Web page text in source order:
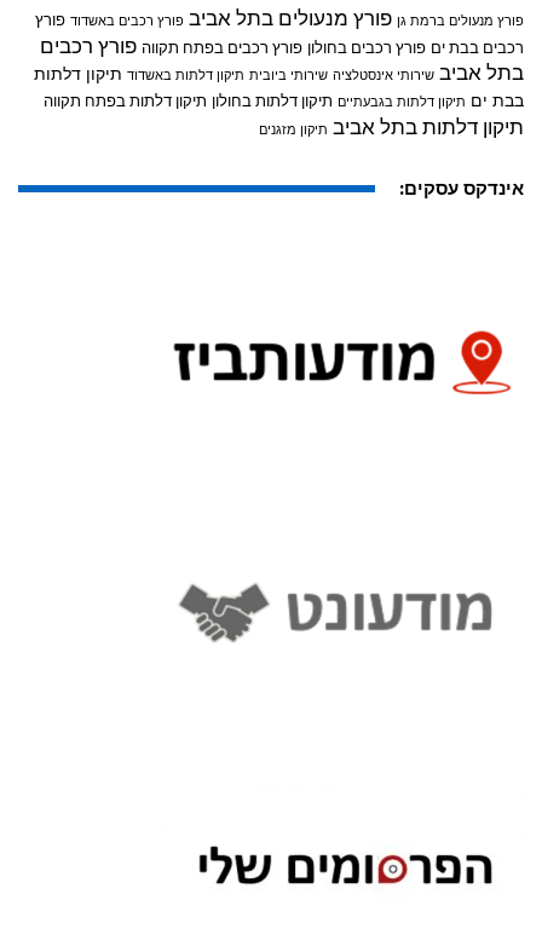
פורץ מנעולים ברמת גן פורץ מנעולים בתל אביב פורץ רכבים באשדוד פורץ
רכבים בבת ים פורץ רכבים בחולון פורץ רכבים בפתח תקווה פורץ רכבים
בתל אביב שירותי אינסטלציה שירותי ביובית תיקון דלתות באשדוד תיקון דלתות
בבת ים תיקון דלתות בגבעתיים תיקון דלתות בחולון תיקון דלתות בפתח תקווה
תיקון דלתות בתל אביב תיקון מזגנים
אינדקס עסקים: